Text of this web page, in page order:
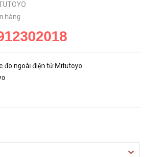
hàng
đo ngoài điện tử Mitutoyo